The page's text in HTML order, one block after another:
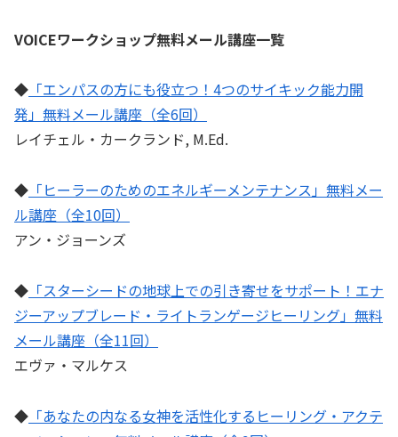
VOICEワークショップ無料メール講座一覧
◆ 「エンパスの方にも役立つ！4つのサイキック能力開
発」無料メール講座（全6回）
レイチェル・カークランド, M.Ed.
◆ 「ヒーラーのためのエネルギーメンテナンス」無料メー
ル講座（全10回）
アン・ジョーンズ
◆ 「スターシードの地球上での引き寄せをサポート！エナ
ジーアップブレード・ライトランゲージヒーリング」無料
メール講座（全11回）
エヴァ・マルケス
◆ 「あなたの内なる女神を活性化するヒーリング・アクテ